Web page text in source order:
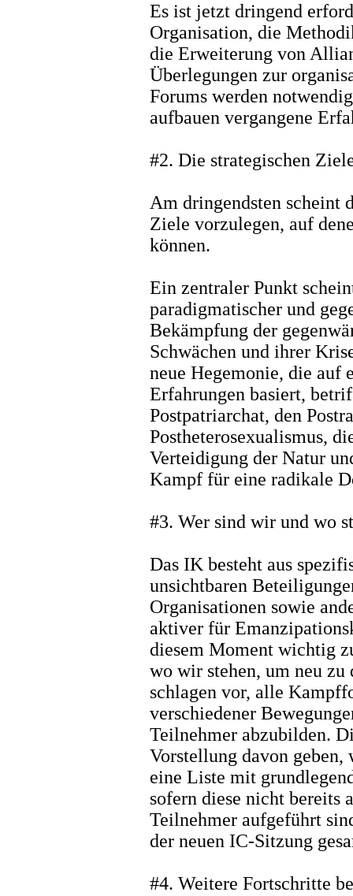
Es ist jetzt dringend
Organisation, die
die Erweiterung von
Überlegungen zur
Forums werden
aufbauen vergangene
#2. Die strategischen
Am dringendsten scheint
Ziele vorzulegen, auf
können.
Ein zentraler Punkt
paradigmatischer und
Bekämpfung der
Schwächen und ihrer
neue Hegemonie, die auf
Erfahrungen basiert,
Postpatriarchat, den
Postheterosexualismus,
Verteidigung der Natur
Kampf für eine radikale
#3. Wer sind wir und wo
Das IK besteht aus
unsichtbaren
Organisationen sowie
aktiver für
diesem Moment wichtig
wo wir stehen, um neu zu
schlagen vor, alle
verschiedener
Teilnehmer abzubilden.
Vorstellung davon
eine Liste mit
sofern diese nicht bereits
Teilnehmer aufgeführt
der neuen IC-Sitzung
#4. Weitere Fortschritte